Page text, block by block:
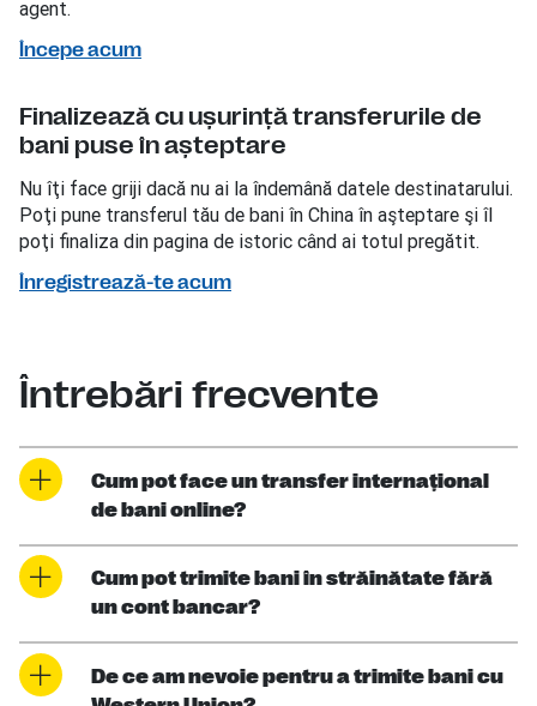
agent.
Începe acum
Finalizează cu uşurinţă transferurile de
bani puse în aşteptare
Nu îţi face griji dacă nu ai la îndemână datele destinatarului.
Poţi pune transferul tău de bani în China în aşteptare şi îl
poţi finaliza din pagina de istoric când ai totul pregătit.
Înregistrează-te acum
Întrebări frecvente
Cum pot face un transfer internaţional
de bani online?
Cum pot trimite bani în străinătate fără
un cont bancar?
De ce am nevoie pentru a trimite bani cu